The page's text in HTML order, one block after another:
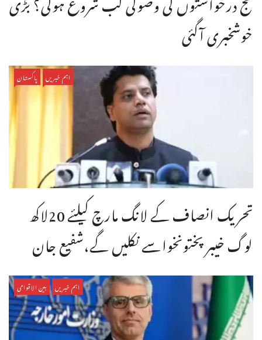
خوشخبری آگئی
اہم خبریں پاکستان
تحریک انصاف کے لانگ مارچ کیلئے 20لاکھ
لوگ خیبر پختونخواسے نکلیں گے،شفیع جان
اہم خبریں بین الاقوامی